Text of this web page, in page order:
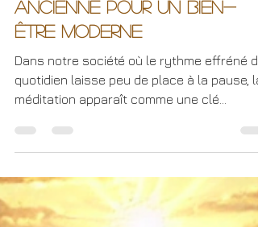
Cheminement intérieur
ancienne pour un bien-
être moderne
Dans notre société où le rythme effréné du
précieuse pour...